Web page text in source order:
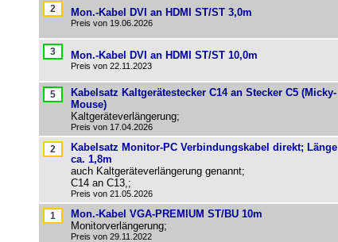
Mon.-Kabel DVI an HDMI ST/ST 3,0m
Preis von 19.06.2026
Mon.-Kabel DVI an HDMI ST/ST 10,0m
Preis von 22.11.2023
Kabelsatz Kaltgerätestecker C14 an Stecker C5 (Micky-
Mouse)
Kaltgeräteverlängerung;
Preis von 17.04.2026
Kabelsatz Monitor-PC Verbindungskabel direkt; Länge
ca. 1,8m
auch Kaltgeräteverlängerung genannt;
C14 an C13,;
Preis von 21.05.2026
Mon.-Kabel VGA-PREMIUM ST/BU 10m
Monitorverlängerung;
Preis von 29.11.2022